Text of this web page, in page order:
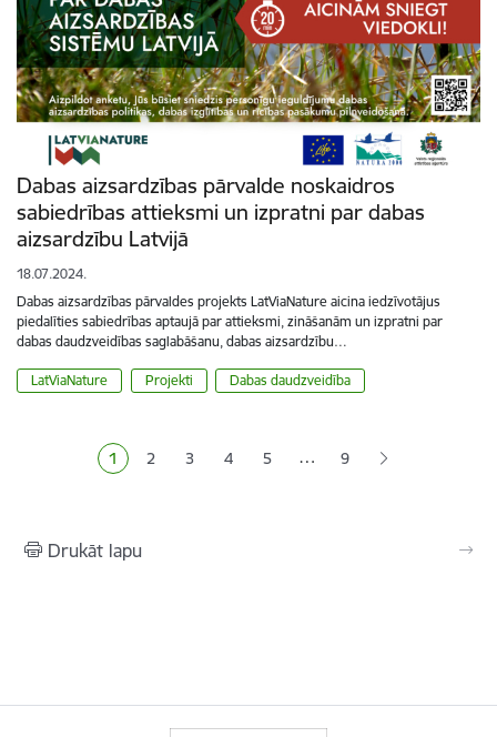
Dabas aizsardzības pārvalde noskaidros
sabiedrības attieksmi un izpratni par dabas
aizsardzību Latvijā
18.07.2024.
Dabas aizsardzības pārvaldes projekts LatViaNature aicina iedzīvotājus
piedalīties sabiedrības aptaujā par attieksmi, zināšanām un izpratni par
dabas daudzveidības saglabāšanu, dabas aizsardzību…
LatViaNature Projekti Dabas daudzveidība
Pašreizējā lapa
1 Lapa
2 Lapa
3 Lapa
4 Lapa
5 … 9
Drukāt lapu